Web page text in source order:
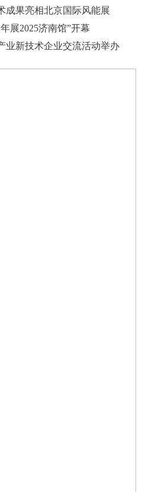
成果亮相北京国际风能展
展2025济南馆”开幕
业新技术企业交流活动举办